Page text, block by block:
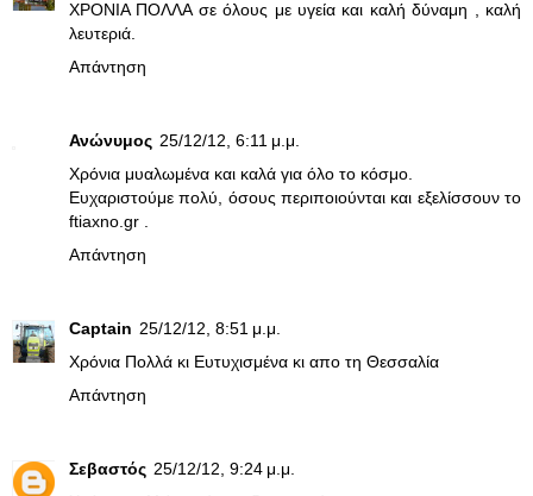
ΧΡΟΝΙΑ ΠΟΛΛΑ σε όλους με υγεία και καλή δύναμη , καλή
λευτεριά.
Απάντηση
Ανώνυμος 25/12/12, 6:11 μ.μ.
Χρόνια μυαλωμένα και καλά για όλο το κόσμο.
Ευχαριστούμε πολύ, όσους περιποιούνται και εξελίσσουν το
ftiaxno.gr .
Απάντηση
Captain 25/12/12, 8:51 μ.μ.
Χρόνια Πολλά κι Ευτυχισμένα κι απο τη Θεσσαλία
Απάντηση
Σεβαστός 25/12/12, 9:24 μ.μ.